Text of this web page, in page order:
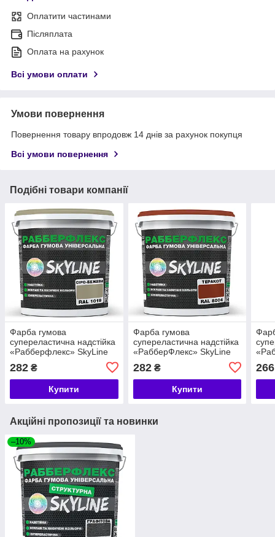
Оплатити частинами
Післяплата
Оплата на рахунок
Всі умови оплати
Умови повернення
Повернення товару впродовж 14 днів за рахунок покупця
Всі умови повернення
Подібні товари компанії
Фарба гумова
супереластична надстійка
«Рабберфлекс» SkyLine
Сіро-бежева RAL 1019 1,2
кг
282 ₴
Купити
Фарба гумова
супереластична надстійка
«РабберФлекс» SkyLine
Теракот RAL 8004 1,2 кг
282₴
Купити
266
Акційні пропозиції та новинки
–10%